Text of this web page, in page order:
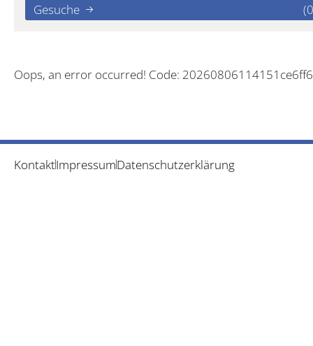
Gesuche
Oops, an error occurred! Code:
KontaktImpressumDatenschutzerklärung